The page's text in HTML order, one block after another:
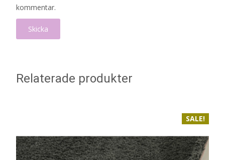
kommentar.
Relaterade produkter
SALE!